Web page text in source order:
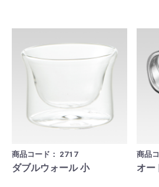
商品コード： 2717
ダブルウォール 小
商品
オー